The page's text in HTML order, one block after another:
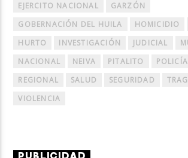
EJERCITO NACIONAL
GARZÓN
GOBERNACIÓN DEL HUILA
HOMICIDIO
HURTO
INVESTIGACIÓN JUDICIAL
NACIONAL
NEIVA PITALITO POLICÍA
REGIONAL
SALUD SEGURIDAD
VIOLENCIA